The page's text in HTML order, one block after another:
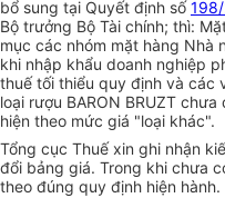
bổ sung tại Quyết định số
Bộ trưởng Bộ Tài chính; thì:
mục các nhóm mặt hàng Nhà
khi nhập khẩu doanh nghiệp
thuế tối thiểu quy định và các
loại rượu BARON BRUZT
hiện theo mức giá "loại khác".
Tổng cục Thuế xin ghi nhận
đổi bảng giá. Trong khi chưa
theo đúng quy định hiện hành.